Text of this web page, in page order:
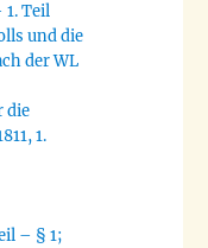
1. Teil
und die
der WL
die
1.
– § 1;